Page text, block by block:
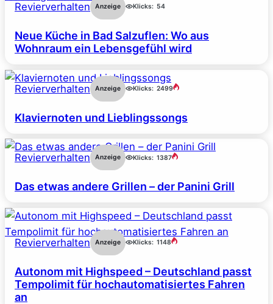
Revierverhalten Anzeige Klicks: 54
Neue Küche in Bad Salzuflen: Wo aus
Wohnraum ein Lebensgefühl wird
Revierverhalten Anzeige Klicks: 2499
Klaviernoten und Lieblingssongs
Revierverhalten Anzeige Klicks: 1387
Das etwas andere Grillen – der Panini Grill
Revierverhalten Anzeige Klicks: 1148
Autonom mit Highspeed – Deutschland passt
Tempolimit für hochautomatisiertes Fahren
an